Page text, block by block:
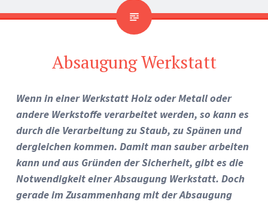
Absaugung Werkstatt
Wenn in einer Werkstatt Holz oder Metall oder
andere Werkstoffe verarbeitet werden, so kann es
durch die Verarbeitung zu Staub, zu Spänen und
dergleichen kommen. Damit man sauber arbeiten
kann und aus Gründen der Sicherheit, gibt es die
Notwendigkeit einer Absaugung Werkstatt. Doch
gerade im Zusammenhang mit der Absaugung